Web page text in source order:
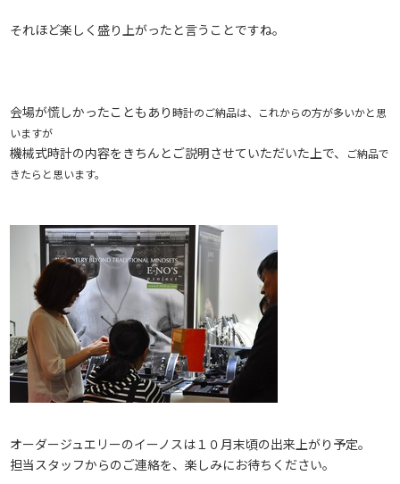
それほど楽しく盛り上がったと言うことですね。
会場が慌しかったこともあり時計のご納品は、これからの方が多いかと思
いますが
機械式時計の内容をきちんとご説明させていただいた上で、
ご納品で
きたらと思います。
オーダージュエリーのイーノスは１０月末頃の出来上がり予定。
担当スタッフからのご連絡を、楽しみにお待ちください。